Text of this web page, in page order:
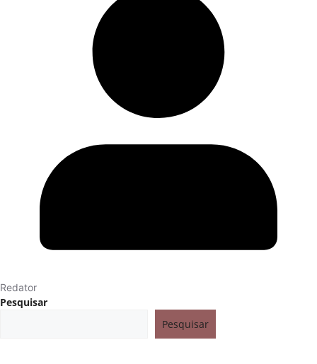
Redator
Pesquisar
Pesquisar